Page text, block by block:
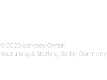
© 2026 conveey GmbH
Recruiting & Staffing Berlin, Germany